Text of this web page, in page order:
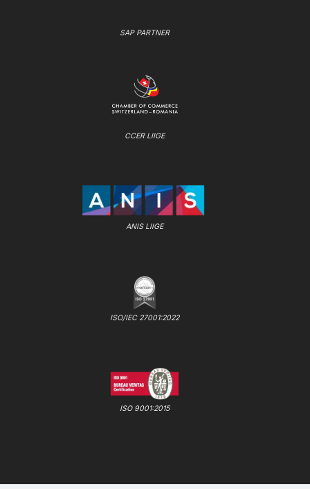
SAP PARTNER
CCER LIIGE
ANIS LIIGE
ISO/IEC 27001:2022
ISO 9001:2015